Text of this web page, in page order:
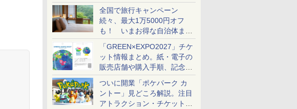
ど大型イベント目白押し！
全国で旅行キャンペーン
続々、最大1万5000円オフ
も！ いまお得な自治体まと
め
「GREEN×EXPO2027」チケ
ット情報まとめ。紙・電子の
販売店舗や購入手順、記念チ
ケットも解説
ついに開業「ポケパーク カ
ントー」見どころ解説。注目
アトラクション・チケット手